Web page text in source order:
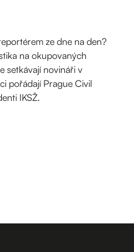
ze dne na den?
na okupovaných
setkávají novináři v
pořádají Prague Civil
IKSŽ.